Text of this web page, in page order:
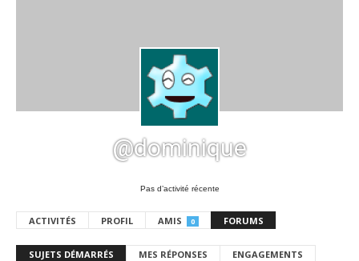
@dominique
Pas d’activité récente
ACTIVITÉS PROFIL AMIS 0 FORUMS
SUJETS DÉMARRÉS MES RÉPONSES ENGAGEMENTS